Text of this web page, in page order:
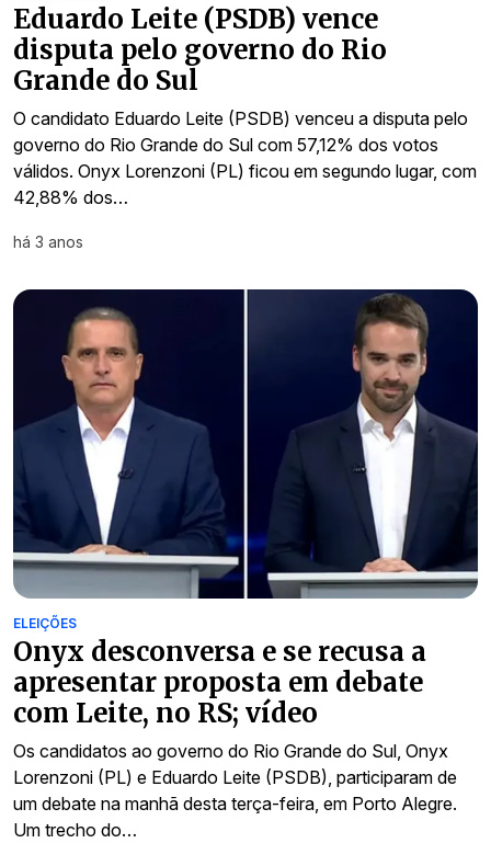
Eduardo Leite (PSDB) vence
disputa pelo governo do Rio
Grande do Sul
O candidato Eduardo Leite (PSDB) venceu a disputa pelo
governo do Rio Grande do Sul com 57,12% dos votos
válidos. Onyx Lorenzoni (PL) ficou em segundo lugar, com
42,88% dos…
há 3 anos
ELEIÇÕES
Onyx desconversa e se recusa a
apresentar proposta em debate
com Leite, no RS; vídeo
Os candidatos ao governo do Rio Grande do Sul, Onyx
Lorenzoni (PL) e Eduardo Leite (PSDB), participaram de
um debate na manhã desta terça-feira, em Porto Alegre.
Um trecho do…